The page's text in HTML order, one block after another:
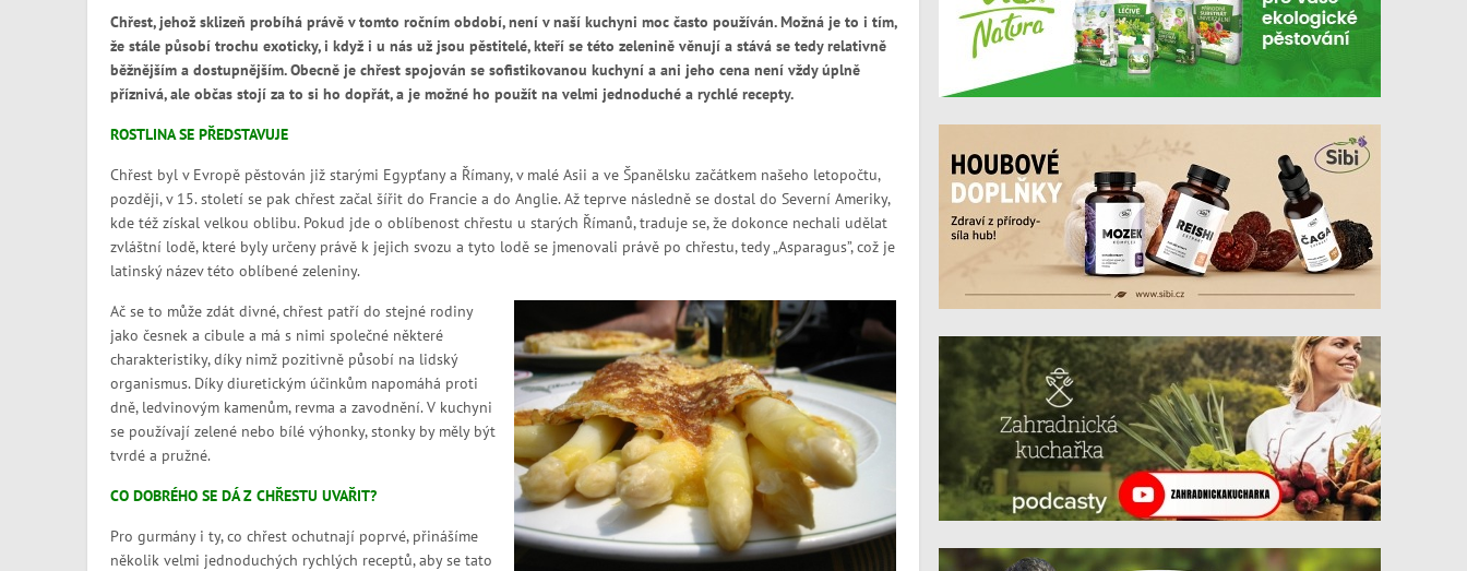
Chřest, jehož sklizeň probíhá právě v tomto ročním období, není v naší kuchyni moc často používán. Možná je to i tím,
že stále působí trochu exoticky, i když i u nás už jsou pěstitelé, kteří se této zelenině věnují a stává se tedy relativně
běžnějším a dostupnějším. Obecně je chřest spojován se sofistikovanou kuchyní a ani jeho cena není vždy úplně
příznivá, ale občas stojí za to si ho dopřát, a je možné ho použít na velmi jednoduché a rychlé recepty.
ROSTLINA SE PŘEDSTAVUJE
Chřest byl v Evropě pěstován již starými Egypťany a Římany, v malé Asii a ve Španělsku začátkem našeho letopočtu,
později, v 15. století se pak chřest začal šířit do Francie a do Anglie. Až teprve následně se dostal do Severní Ameriky,
kde též získal velkou oblibu. Pokud jde o oblíbenost chřestu u starých Římanů, traduje se, že dokonce nechali udělat
zvláštní lodě, které byly určeny právě k jejich svozu a tyto lodě se jmenovali právě po chřestu, tedy „Asparagus”, což je
latinský název této oblíbené zeleniny.
Ač se to může zdát divné, chřest patří do stejné rodiny
jako česnek a cibule a má s nimi společné některé
charakteristiky, díky nimž pozitivně působí na lidský
organismus. Díky diuretickým účinkům napomáhá proti
dně, ledvinovým kamenům, revma a zavodnění. V kuchyni
se používají zelené nebo bílé výhonky, stonky by měly být
tvrdé a pružné.
CO DOBRÉHO SE DÁ Z CHŘESTU UVAŘIT?
Pro gurmány i ty, co chřest ochutnají poprvé, přinášíme
několik velmi jednoduchých rychlých receptů, aby se tato